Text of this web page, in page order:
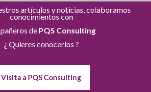
artículos y noticias, colaboramos
conocimientos con
de PQS Consulting
¿ Quieres conocerlos ?
Visita a PQS Consulting